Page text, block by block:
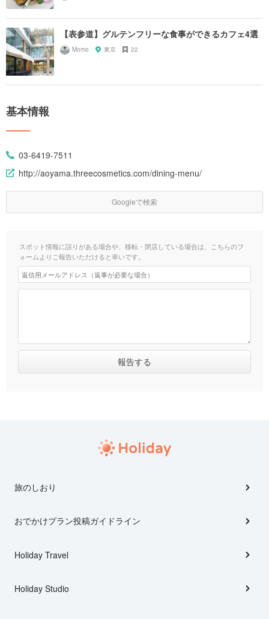
【表参道】グルテンフリーな食事ができるカフェ4選
Momo 東京 22
基本情報
03-6419-7511
http://aoyama.threecosmetics.com/dining-menu/
Googleで検索
スポット情報に誤りがある場合や、移転・閉店している場合は、こちらのフ
ォームよりご報告いただけると幸いです。
旅のしおり
おでかけプラン投稿ガイドライン
Holiday Travel
Holiday Studio